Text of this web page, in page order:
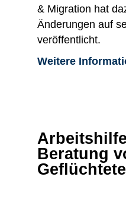
& Migration hat
Änderungen auf
veröffentlicht.
Weitere
Beratung